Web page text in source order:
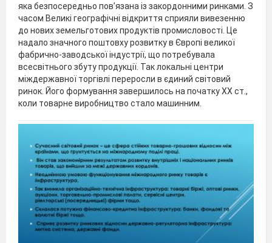
яка безпосередньо пов’язана із закордонними ринками. З
часом Великі географічні відкриття сприяли вивезенню
до нових земельготових продуктів промисловості. Це
надало значного поштовху розвитку в Європі великої
фабрично-заводської індустрії, що потребувала
всесвітнього збуту продукції. Так локальні центри
міждержавної торгівлі переросли в єдиний світовий
ринок. Його формування завершилось на початку XX ст.,
коли товарне виробництво стало машинним.